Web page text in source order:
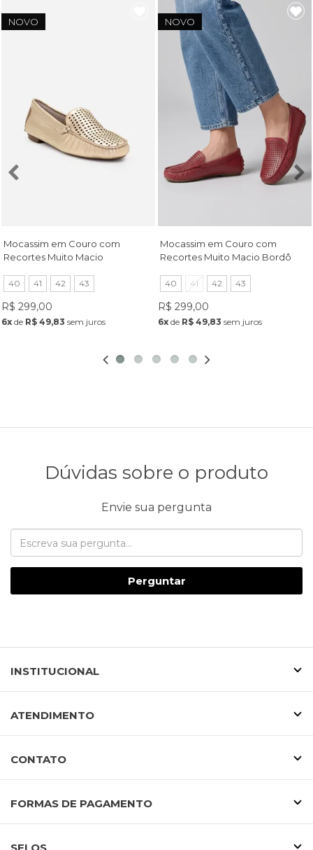
NOVO
Mocassim em Couro com
Recortes Muito Macio
40 41 42 43
R$ 299,00
6x de R$ 49,83 sem juros
NOVO
Mocassim em Couro com
Recortes Muito Macio Bordô
40 41 42 43
R$ 299,00
6x de R$ 49,83 sem juros
Dúvidas sobre o produto
Envie sua pergunta
Perguntar
INSTITUCIONAL
ATENDIMENTO
CONTATO
FORMAS DE PAGAMENTO